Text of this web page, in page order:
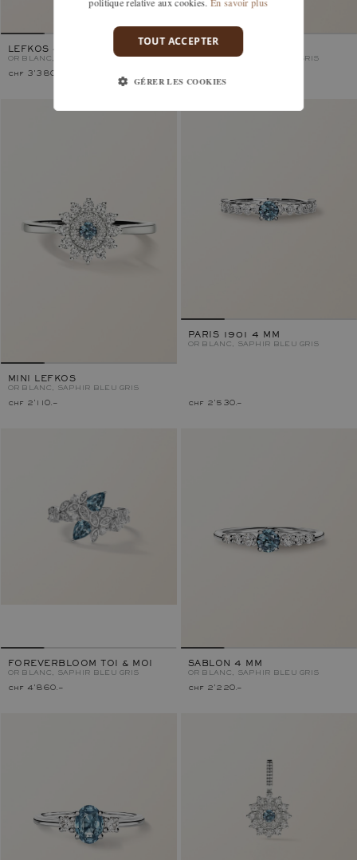
LEFKOS 4 MM
OR BLANC, SAPHIR BLEU GRIS
chf 3'380.–
OR BLANC, SAPHIR BLEU GRIS
MINI LEFKOS
OR BLANC, SAPHIR BLEU GRIS
chf 2'110.–
PARIS 1901 4 MM
OR BLANC, SAPHIR BLEU GRIS
chf 2'530.–
FOREVERBLOOM TOI & MOI
OR BLANC, SAPHIR BLEU GRIS
chf 4'860.–
SABLON 4 MM
OR BLANC, SAPHIR BLEU GRIS
chf 2'220.–
TOUT ACCEPTER
GÉRER LES COOKIES